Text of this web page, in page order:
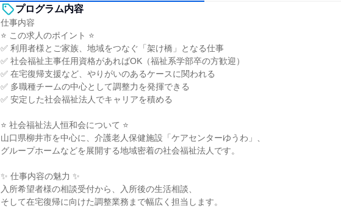
プログラム内容
仕事内容
⭐ この求人のポイント ⭐
✅ 利用者様とご家族、地域をつなぐ「架け橋」となる仕事
✅ 社会福祉主事任用資格があればOK（福祉系学部卒の方歓迎）
✅ 在宅復帰支援など、やりがいのあるケースに関われる
✅ 多職種チームの中心として調整力を発揮できる
✅ 安定した社会福祉法人でキャリアを積める
⭐ 社会福祉法人恒和会について ⭐
山口県柳井市を中心に、介護老人保健施設「ケアセンターゆうわ」、
グループホームなどを展開する地域密着の社会福祉法人です。
✨ 仕事内容の魅力 ✨
入所希望者様の相談受付から、入所後の生活相談、
そして在宅復帰に向けた調整業務まで幅広く担当します。